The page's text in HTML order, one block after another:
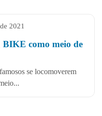
2021
BIKE como meio de
se locomoverem